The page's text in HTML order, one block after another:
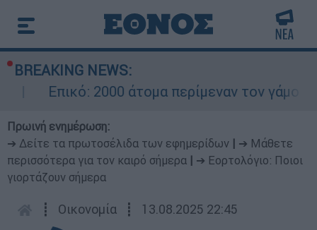
BREAKING NEWS:
Επικό: 2000 άτομα περίμεναν τον γάμο
Πρωινή ενημέρωση:
➔ Δείτε τα πρωτοσέλιδα των εφημερίδων
➔ Μάθετε
περισσότερα για τον καιρό σήμερα
➔ Εορτολόγιο: Ποιοι
γιορτάζουν σήμερα
┋ Οικονομία ┋ 13.08.2025 22:45